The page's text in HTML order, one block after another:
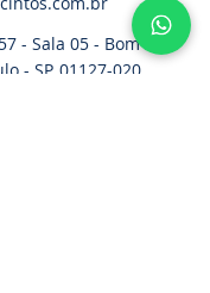
- Sala 05 - Bom
- SP, 01127-020